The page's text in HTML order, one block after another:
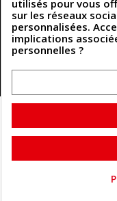
493 Chemin de
81300 Graulhet
Cuirenstock
utilisés pour vous
sur les réseaux
personnalisées.
implications
personnelles ?